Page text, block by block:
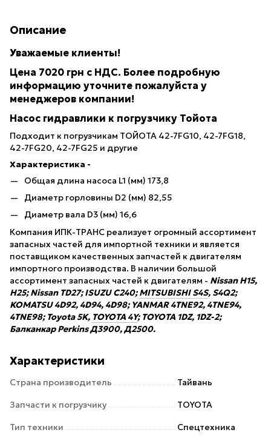
Описание
Уважаемые клиенты!
Цена 7020 грн с НДС. Более подробную
информацию уточните пожалуйста у
менеджеров компании!
Насос гидравлики к погрузчику Тойота
Подходит к погрузчикам ТОЙОТА 42-7FG10, 42-7FG18,
42-7FG20, 42-7FG25 и другие
Характеристика -
Общая длина насоса L1 (мм) 173,8
Диаметр горловины D2 (мм) 82,55
Диаметр вала D3 (мм) 16,6
Компания ИПК-ТРАНС реализует огромный ассортимент
запасных частей для импортной техники и является
поставщиком качественных запчастей к двигателям
импортного производства. В наличии большой
ассортимент запасных частей к двигателям - Nissan H15,
H25; Nissan TD27; ISUZU С240;MITSUBISHI S4S, S4Q2;
KOMATSU 4D92, 4D94, 4D98; YANMAR 4TNE92, 4TNE94,
4TNE98; Toyota 5K, TOYOTA 4Y; TOYOTA 1DZ, 1DZ-2;
Балканкар Perkins Д3900, Д2500.
Характеристики
Страна производитель Тайвань
Запчасти к погрузчику TOYOTA
Тип техники Спецтехника